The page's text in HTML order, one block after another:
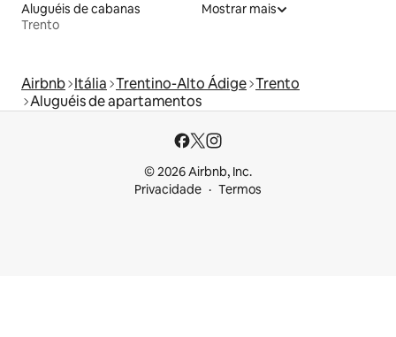
Aluguéis de cabanas
Trento
Mostrar mais
Airbnb Itália Trentino-Alto Ádige Trento
Aluguéis de apartamentos
© 2026 Airbnb, Inc.
Privacidade
Termos